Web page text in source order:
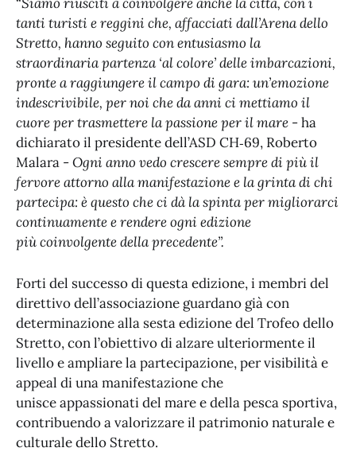
tanti turisti e reggini che, affacciati dall’Arena dello
Stretto, hanno seguito con entusiasmo la
straordinaria partenza ‘al colore’ delle imbarcazioni,
pronte a raggiungere il campo di gara: un’emozione
indescrivibile, per noi che da anni ci mettiamo il
cuore per trasmettere la passione per il mare - ha
dichiarato il presidente dell’ASD CH‑69, Roberto
Malara -Ogni anno vedo crescere sempre di più il
fervore attorno alla manifestazione e la grinta di chi
partecipa: è questo che ci dà la spinta per migliorarci
continuamente e rendere ogni edizione
più coinvolgente della precedente”.
Forti del successo di questa edizione, i membri del
direttivo dell’associazione guardano già con
determinazione alla sesta edizione del Trofeo dello
Stretto, con l’obiettivo di alzare ulteriormente il
livello e ampliare la partecipazione, per visibilità e
appeal di una manifestazione che
unisce appassionati del mare e della pesca sportiva,
contribuendo a valorizzare il patrimonio naturale e
culturale dello Stretto.